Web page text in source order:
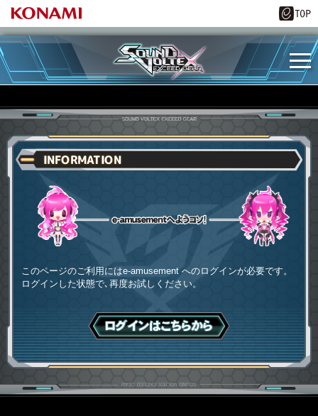
INFORMATION
このページのご利用にはe-amusement へのログインが必要です。
ログインした状態で､再度お試しください。
ログインはこちら